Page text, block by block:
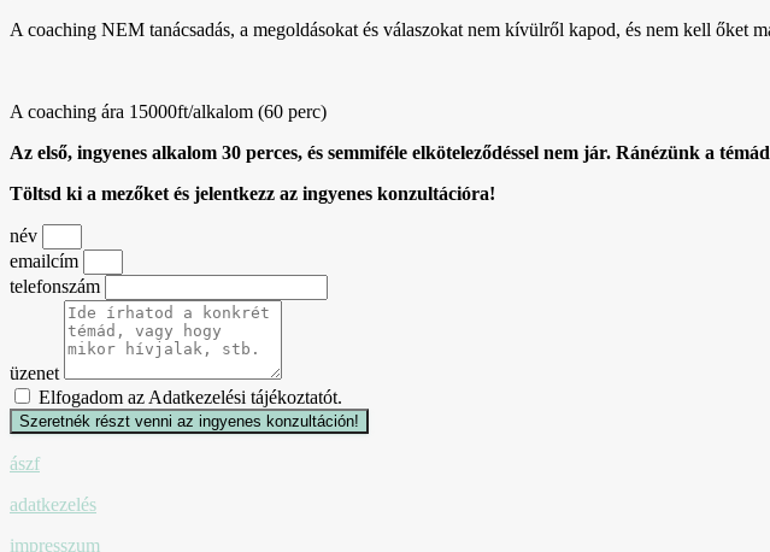
A coaching NEM tanácsadás, a megoldásokat és válaszokat nem kívülről kapod, és nem kell őket
A coaching ára 15000ft/alkalom (60 perc)
Az első, ingyenes alkalom 30 perces, és semmiféle elköteleződéssel nem jár. Ránézünk a
Töltsd ki a mezőket és jelentkezz az ingyenes konzultációra!
név
emailcím
telefonszám
üzenet
Elfogadom az Adatkezelési tájékoztatót.
Szeretnék részt venni az ingyenes konzultáción!
ászf
adatkezelés
impresszum